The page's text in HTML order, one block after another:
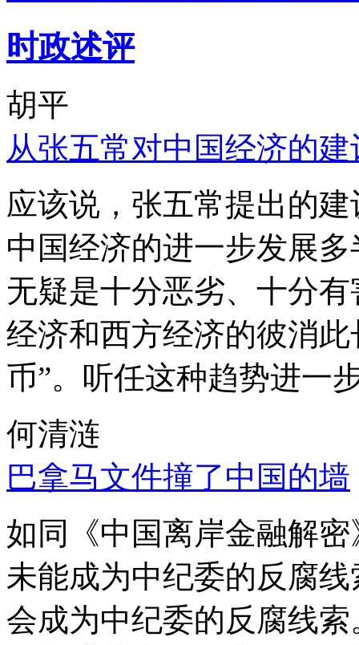
时政述评
胡平
从张五常对中国经济的
应该说，张五常提出的
中国经济的进一步发展
无疑是十分恶劣、十分
经济和西方经济的彼消
币”。听任这种趋势进一
何清涟
巴拿马文件撞了中国的墙
如同《中国离岸金融解
未能成为中纪委的反腐
会成为中纪委的反腐线